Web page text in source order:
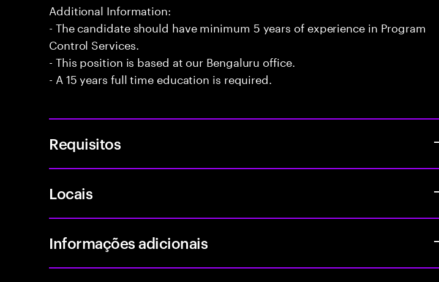
Additional Information:
- The candidate should have minimum 5 years of experience in Program
Control Services.
- This position is based at our Bengaluru office.
- A 15 years full time education is required.
Requisitos
Locais
Informações adicionais